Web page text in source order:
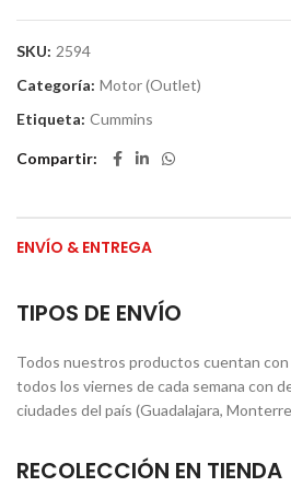
SKU: 2594
Categoría: Motor (Outlet)
Etiqueta: Cummins
Compartir
ENVÍO & ENTREGA
TIPOS DE ENVÍO
Todos nuestros productos cuentan
todos los viernes de cada semana con
ciudades del país (Guadalajara,
RECOLECCIÓN EN TIENDA